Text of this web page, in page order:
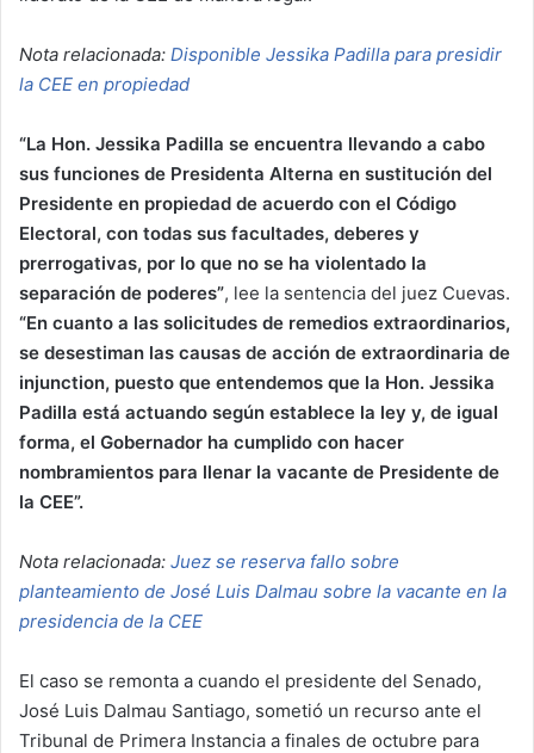
Nota relacionada: Disponible Jessika Padilla para presidir
la CEE en propiedad
“La Hon. Jessika Padilla se encuentra llevando a cabo
sus funciones de Presidenta Alterna en sustitución del
Presidente en propiedad de acuerdo con el Código
Electoral, con todas sus facultades, deberes y
prerrogativas, por lo que no se ha violentado la
separación de poderes”, lee la sentencia del juez Cuevas.
“En cuanto a las solicitudes de remedios extraordinarios,
se desestiman las causas de acción de extraordinaria de
injunction, puesto que entendemos que la Hon. Jessika
Padilla está actuando según establece la ley y, de igual
forma, el Gobernador ha cumplido con hacer
nombramientos para llenar la vacante de Presidente de
la CEE”.
Nota relacionada: Juez se reserva fallo sobre
planteamiento de José Luis Dalmau sobre la vacante en la
presidencia de la CEE
El caso se remonta a cuando el presidente del Senado,
José Luis Dalmau Santiago, sometió un recurso ante el
Tribunal de Primera Instancia a finales de octubre para